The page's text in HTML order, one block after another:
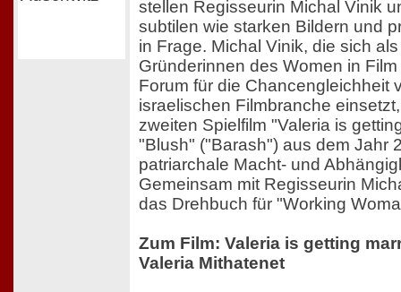
stellen Regisseurin Michal Vinik
subtilen wie starken Bildern und
in Frage. Michal Vinik, die sich
Gründerinnen des Women in
Forum für die Chancengleichheit
israelischen Filmbranche
zweiten Spielfilm "Valeria is
"Blush" ("Barash") aus dem Jahr
patriarchale Macht- und
Gemeinsam mit Regisseurin
das Drehbuch für "Working
Zum Film: Valeria is getting
Valeria Mithatenet